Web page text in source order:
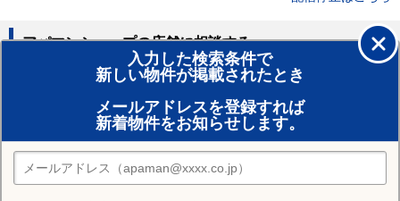
入力した検索条件で
新しい物件が掲載されたとき
メールアドレスを登録すれば
新着物件をお知らせします。
アパマンショップの店舗に相談する
賃貸のプロがお部屋探し！
おまかせ物件リクエスト
住みたい街の店舗を探す
店舗検索